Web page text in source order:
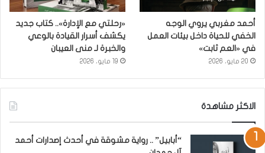
أحمد مغربي يروي الوجه
الخفي للحياة داخل بيئات العمل
في «العم ثابت»
20 مايو، 2026
«رحلتي مع الإدارة».. كتاب جديد
يكشف أسرار القيادة بالوعي
والخبرة لـ منى العيبان
19 مايو، 2026
الاكثر مشاهدة
“أبابيل” .. رواية مشوقة في أحدث إصدارات أحمد